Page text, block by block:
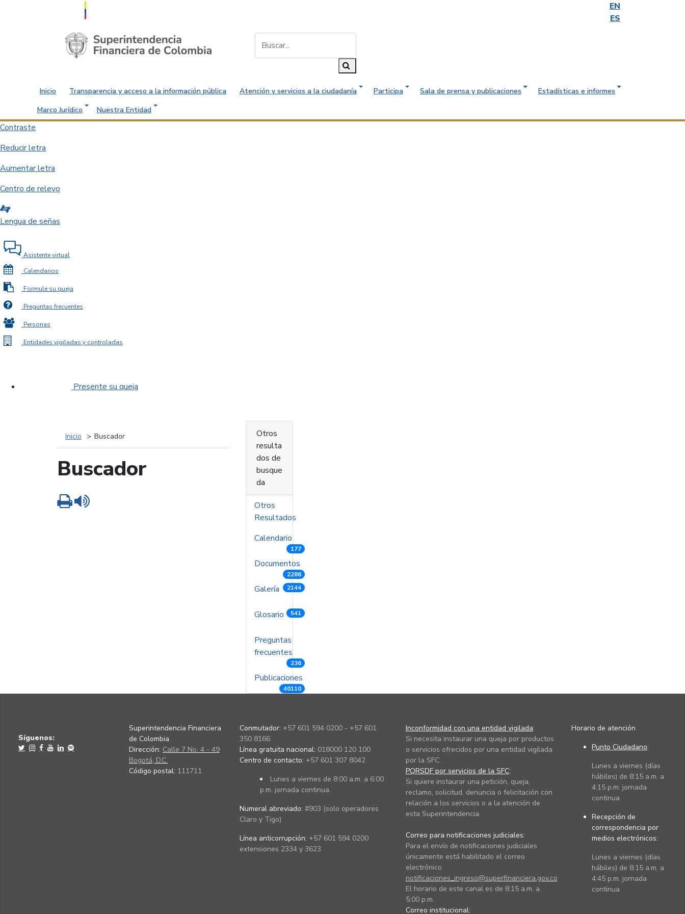
EN
ES
Saltar al contenido principal
Inicio Transparencia y acceso a la información pública Atención y servicios a la ciudadanía Participa Sala de prensa y publicaciones
Estadísticas e informes
Marco Jurídico
Nuestra Entidad
Contraste
Reducir letra
Aumentar letra
Centro de relevo
Lengua de señas
Asistente virtual
Calendarios
Formule su queja
Preguntas frecuentes
Personas
Entidades vigiladas y controladas
Presente su queja
Inicio Buscador
Buscador
Imprimir
Otros
resulta
dos de
busque
da
Otros
Resultados
Calendario
177
Documentos
2286
Galería 2144
Glosario 541
Preguntas
frecuentes
236
Publicaciones
40110
Síguenos:
Superintendencia Financiera
de Colombia
Dirección: Calle 7 No. 4 - 49
Bogotá, D.C.
Código postal: 111711
Conmutador: +57 601 594 0200 - +57 601
350 8166
Línea gratuita nacional: 018000 120 100
Centro de contacto: +57 601 307 8042
Lunes a viernes de 8:00 a.m. a 6:00
p.m. jornada continua.
Numeral abreviado: #903 (solo operadores
Claro y Tigo)
Línea anticorrupción: +57 601 594 0200
extensiones 2334 y 3623
Inconformidad con una entidad vigilada:
Si necesita instaurar una queja por productos
o servicios ofrecidos por una entidad vigilada
por la SFC.
PQRSDF por servicios de la SFC:
Si quiere instaurar una petición, queja,
reclamo, solicitud, denuncia o felicitación con
relación a los servicios o a la atención de
esta Superintendencia.
Correo para notificaciones judiciales:
Para el envío de notificaciones judiciales
únicamente está habilitado el correo
electrónico
notificaciones_ingreso@superfinanciera.gov.co
El horario de este canal es de 8:15 a.m. a
5:00 p.m.
Correo institucional:
Horario de atención
Punto Ciudadano:
Lunes a viernes (días
hábiles) de 8:15 a.m. a
4:15 p.m. jornada
continua
Recepción de
correspondencia por
medios electrónicos:
Lunes a viernes (días
hábiles) de 8:15 a.m. a
4:45 p.m. jornada
continua